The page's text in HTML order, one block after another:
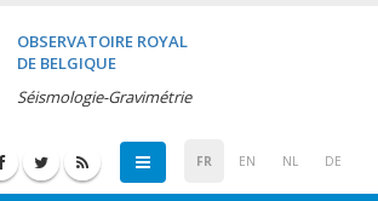
OBSERVATOIRE ROYAL
DE BELGIQUE
Séismologie-Gravimétrie
FR EN NL DE